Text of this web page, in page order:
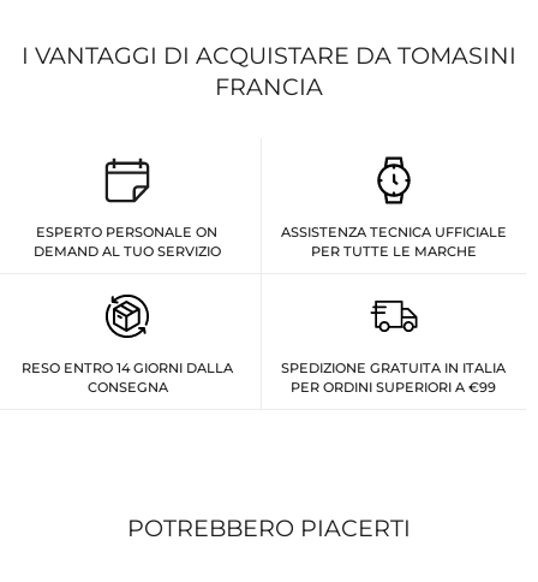
I VANTAGGI DI ACQUISTARE DA TOMASINI
FRANCIA
ESPERTO PERSONALE ON
DEMAND AL TUO SERVIZIO
ASSISTENZA TECNICA UFFICIALE
PER TUTTE LE MARCHE
RESO ENTRO 14 GIORNI DALLA
CONSEGNA
SPEDIZIONE GRATUITA IN ITALIA
PER ORDINI SUPERIORI A €99
POTREBBERO PIACERTI